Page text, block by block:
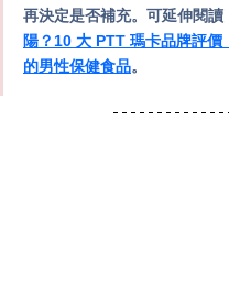
再決定是否補充。可延伸閱讀
陽？10 大 PTT 瑪卡品牌評價
的男性保健食品。